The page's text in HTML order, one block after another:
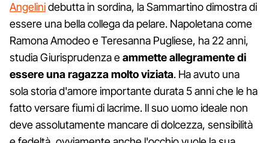
Angelinidebutta in sordina, la Sammartino dimostra di
essere una bella collega da pelare. Napoletana come
Ramona Amodeo e Teresanna Pugliese, ha 22 anni,
studia Giurisprudenza eammette allegramente di
essere una ragazza molto viziata. Ha avuto una
sola storia d'amore importante durata 5 anni che le ha
fatto versare fiumi di lacrime. Il suo uomo ideale non
deve assolutamente mancare di dolcezza, sensibilità